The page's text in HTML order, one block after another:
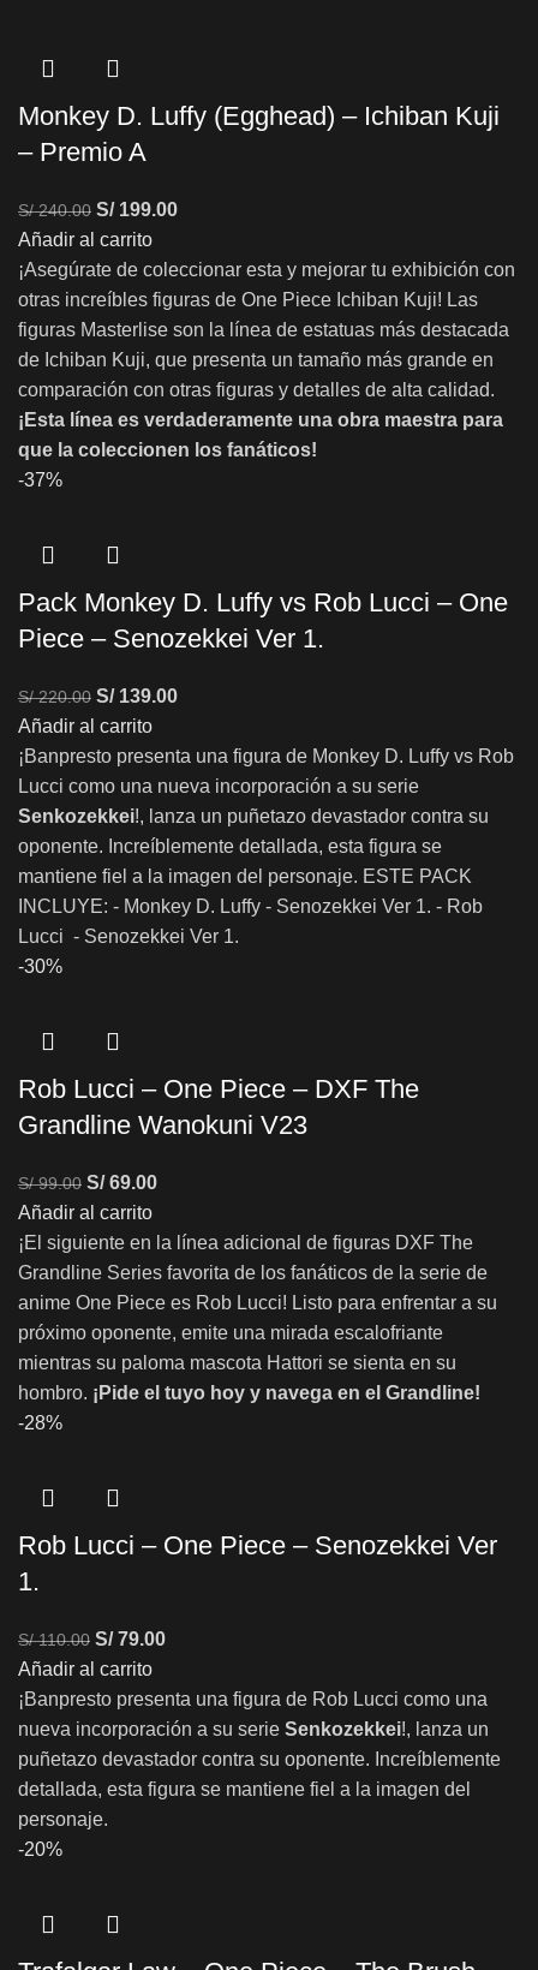
Monkey D. Luffy (Egghead) – Ichiban Kuji
– Premio A
S/240.00 S/199.00
Añadir al carrito
¡Asegúrate de coleccionar esta y mejorar tu exhibición con
otras increíbles figuras de One Piece Ichiban Kuji! Las
figuras Masterlise son la línea de estatuas más destacada
de Ichiban Kuji, que presenta un tamaño más grande en
comparación con otras figuras y detalles de alta calidad.
¡Esta línea es verdaderamente una obra maestra para
que la coleccionen los fanáticos!
-37%
Pack Monkey D. Luffy vs Rob Lucci – One
Piece – Senozekkei Ver 1.
S/220.00 S/139.00
Añadir al carrito
¡Banpresto presenta una figura de Monkey D. Luffy vs Rob
Lucci como una nueva incorporación a su serie
Senkozekkei!, lanza un puñetazo devastador contra su
oponente. Increíblemente detallada, esta figura se
mantiene fiel a la imagen del personaje. ESTE PACK
INCLUYE: - Monkey D. Luffy - Senozekkei Ver 1. - Rob
Lucci - Senozekkei Ver 1.
-30%
Rob Lucci – One Piece – DXF The
Grandline Wanokuni V23
S/99.00 S/69.00
Añadir al carrito
¡El siguiente en la línea adicional de figuras DXF The
Grandline Series favorita de los fanáticos de la serie de
anime One Piece es Rob Lucci! Listo para enfrentar a su
próximo oponente, emite una mirada escalofriante
mientras su paloma mascota Hattori se sienta en su
hombro. ¡Pide el tuyo hoy y navega en el Grandline!
-28%
Rob Lucci – One Piece – Senozekkei Ver
1.
S/110.00 S/79.00
Añadir al carrito
¡Banpresto presenta una figura de Rob Lucci como una
nueva incorporación a su serie Senkozekkei!, lanza un
puñetazo devastador contra su oponente. Increíblemente
detallada, esta figura se mantiene fiel a la imagen del
personaje.
-20%